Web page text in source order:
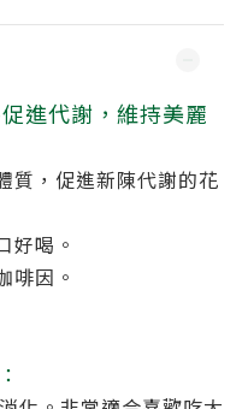
促進代謝，維持美麗
質，促進新陳代謝的花
好喝。
啡因。